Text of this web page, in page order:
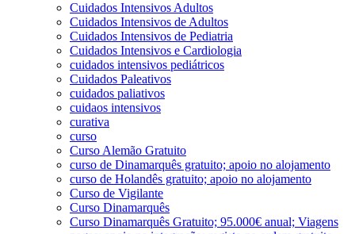
Cuidados Intensivos Adultos
Cuidados Intensivos de Adultos
Cuidados Intensivos de Pediatria
Cuidados Intensivos e Cardiologia
cuidados intensivos pediátricos
Cuidados Paleativos
cuidados paliativos
cuidaos intensivos
curativa
curso
Curso Alemão Gratuito
curso de Dinamarquês gratuito; apoio no alojamento
curso de Holandês gratuito; apoio no alojamento
Curso de Vigilante
Curso Dinamarquês
Curso Dinamarquês Gratuito; 95.000€ anual; Viagens